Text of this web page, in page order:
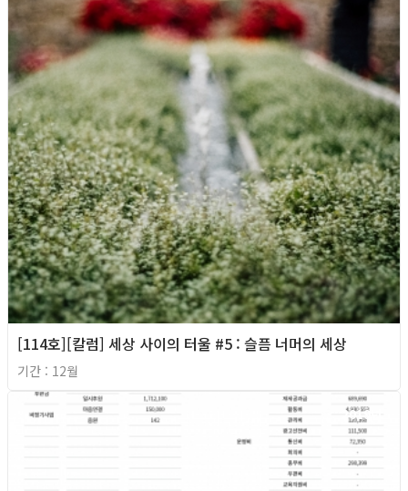
[114호][칼럼] 세상 사이의 터울 #5 : 슬픔 너머의 세상
기간 : 12월
2019년